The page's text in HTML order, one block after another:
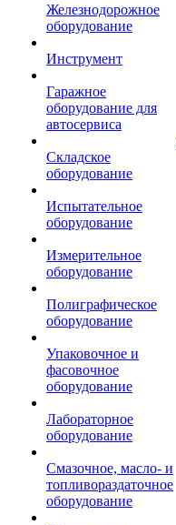
Железнодорожное
оборудование
Инструмент
Гаражное
оборудование для
автосервиса
Складское
оборудование
Испытательное
оборудование
Измерительное
оборудование
Полиграфическое
оборудование
Упаковочное и
фасовочное
оборудование
Лабораторное
оборудование
Смазочное, масло- и
топливораздаточное
оборудование